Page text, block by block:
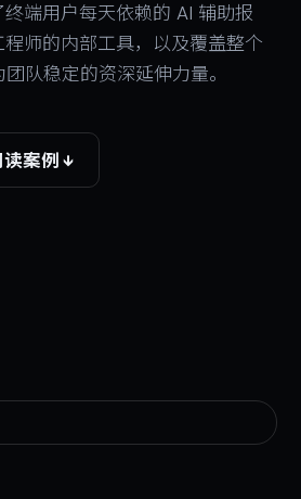
端用户每天依赖的 AI 辅助报
师的内部工具，以及覆盖整个
队稳定的资深延伸力量。
读案例 ↓